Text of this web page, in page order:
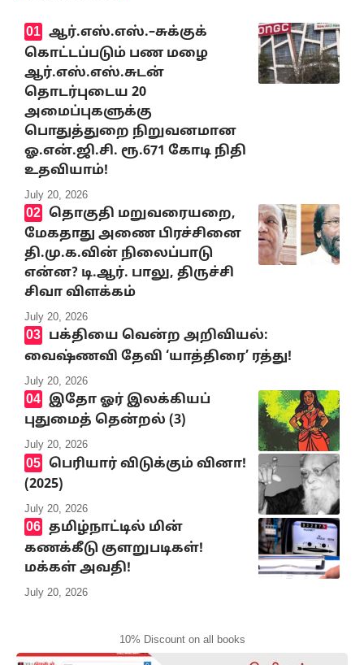
ஆர்.எஸ்.எஸ்.–சுக்குக்
கொட்டப்படும் பண மழை
ஆர்.எஸ்.எஸ்.சுடன்
தொடர்புடைய 20
அமைப்புகளுக்கு
பொதுத்துறை நிறுவனமான
ஓ.என்.ஜி.சி. ரூ.671 கோடி நிதி
உதவியாம்!
July 20, 2026
தொகுதி மறுவரையறை,
மேகதாது அணை பிரச்சினை
தி.மு.க.வின் நிலைப்பாடு
என்ன? டி.ஆர். பாலு, திருச்சி
சிவா விளக்கம்
July 20, 2026
பக்தியை வென்ற அறிவியல்:
வைஷ்ணவி தேவி ‘யாத்திரை’ ரத்து!
July 20, 2026
இதோ ஓர் இலக்கியப்
புதுமைத் தென்றல் (3)
July 20, 2026
பெரியார் விடுக்கும் வினா!
(2025)
July 20, 2026
தமிழ்நாட்டில் மின்
கணக்கீடு குளறுபடிகள்!
மக்கள் அவதி!
July 20, 2026
10% Discount on all books